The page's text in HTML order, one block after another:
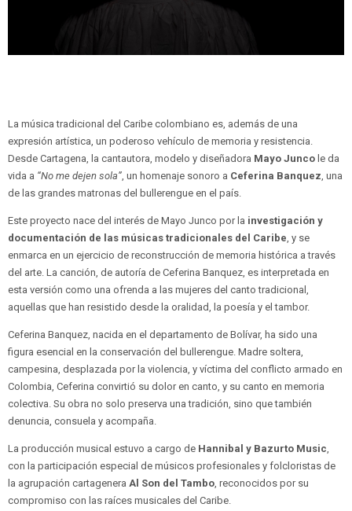
La música tradicional del Caribe colombiano es, además de una
expresión artística, un poderoso vehículo de memoria y resistencia.
Desde Cartagena, la cantautora, modelo y diseñadora Mayo Junco le da
vida a “No me dejen sola”, un homenaje sonoro a Ceferina Banquez, una
de las grandes matronas del bullerengue en el país.
Este proyecto nace del interés de Mayo Junco por la investigación y
documentación de las músicas tradicionales del Caribe, y se
enmarca en un ejercicio de reconstrucción de memoria histórica a través
del arte. La canción, de autoría de Ceferina Banquez, es interpretada en
esta versión como una ofrenda a las mujeres del canto tradicional,
aquellas que han resistido desde la oralidad, la poesía y el tambor.
Ceferina Banquez, nacida en el departamento de Bolívar, ha sido una
figura esencial en la conservación del bullerengue. Madre soltera,
campesina, desplazada por la violencia, y víctima del conflicto armado en
Colombia, Ceferina convirtió su dolor en canto, y su canto en memoria
colectiva. Su obra no solo preserva una tradición, sino que también
denuncia, consuela y acompaña.
La producción musical estuvo a cargo de Hannibal y Bazurto Music,
con la participación especial de músicos profesionales y folcloristas de
la agrupación cartagenera Al Son del Tambo, reconocidos por su
compromiso con las raíces musicales del Caribe.